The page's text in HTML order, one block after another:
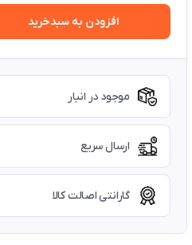
افزودن به سبدخرید
موجود در انبار
ارسال سریع
گارانتی اصالت کالا